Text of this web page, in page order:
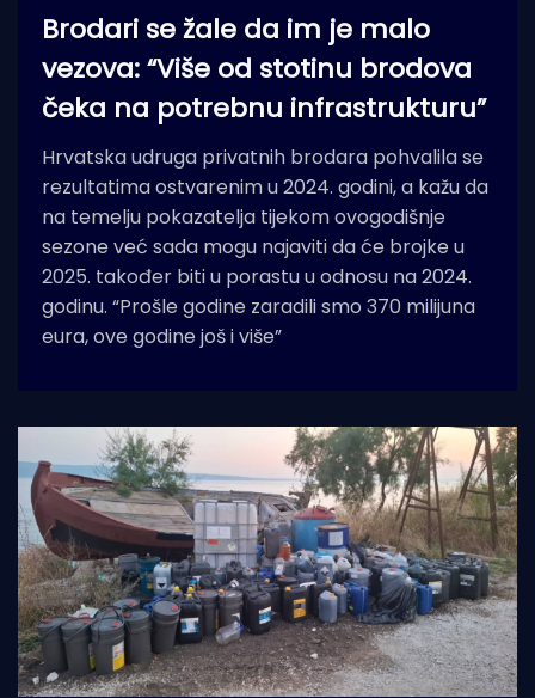
Brodari se žale da im je malo
vezova: “Više od stotinu brodova
čeka na potrebnu infrastrukturu”
Hrvatska udruga privatnih brodara pohvalila se
rezultatima ostvarenim u 2024. godini, a kažu da
na temelju pokazatelja tijekom ovogodišnje
sezone već sada mogu najaviti da će brojke u
2025. također biti u porastu u odnosu na 2024.
godinu. “Prošle godine zaradili smo 370 milijuna
eura, ove godine još i više”